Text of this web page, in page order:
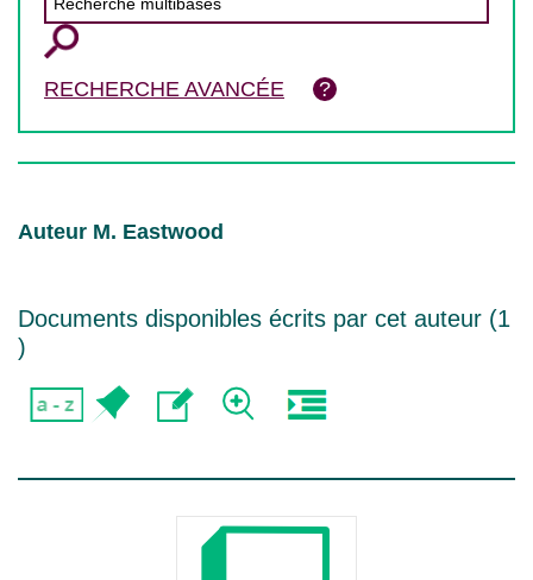
RECHERCHE AVANCÉE
Auteur M. Eastwood
Documents disponibles écrits par cet auteur (1
)